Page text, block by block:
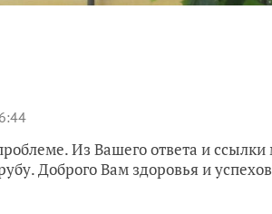
Из Вашего ответа и ссылки
Доброго Вам здоровья и